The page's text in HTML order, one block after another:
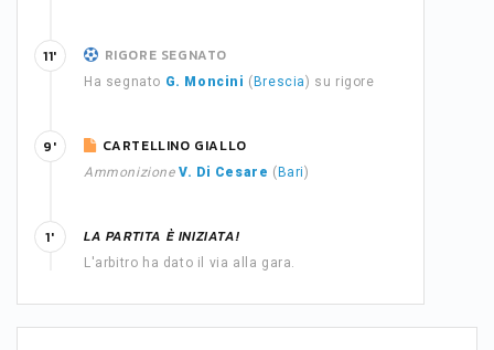
RIGORE SEGNATO
Ha segnato G. Moncini ( Brescia) su rigore
11'
CARTELLINO GIALLO
Ammonizione V. Di Cesare ( Bari)
9'
LA PARTITA È INIZIATA!
L'arbitro ha dato il via alla gara.
1'